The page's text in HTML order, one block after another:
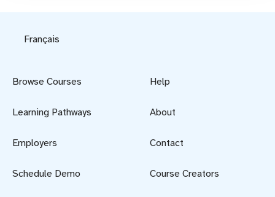
Français
Browse Courses
Learning Pathways
Employers
Schedule Demo
Help
About
Contact
Course Creators